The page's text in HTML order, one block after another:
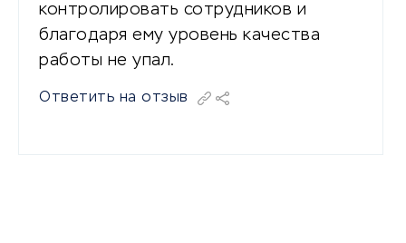
контролировать сотрудников и
благодаря ему уровень качества
работы не упал.
Ответить на отзыв